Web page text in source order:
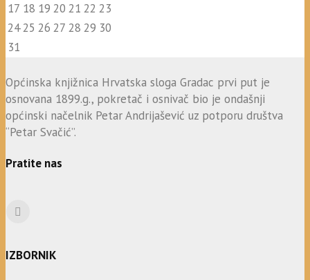
17 18 19 20 21 22 23
2425 26 27 28 29 30
31
Općinska knjižnica Hrvatska sloga Gradac prvi put je
osnovana 1899.g., pokretač i osnivač bio je ondašnji
općinski načelnik Petar Andrijašević uz potporu društva
“Petar Svačić”.
Pratite nas
IZBORNIK